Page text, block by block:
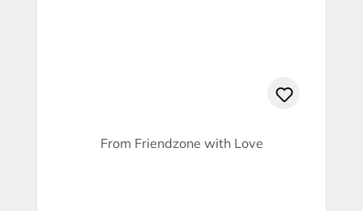
From Friendzone with Love